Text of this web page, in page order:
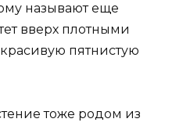
называют еще
вверх плотными
пятнистую
тоже родом из